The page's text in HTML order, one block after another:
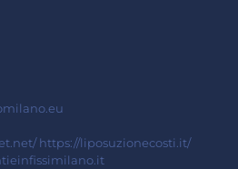
https://liposuzionecosti.it/